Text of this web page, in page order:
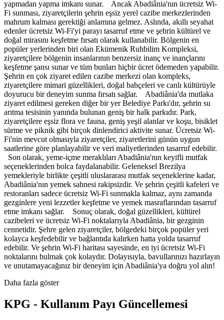
yapmadan yapma imkanı sunar. Ancak Abadiânia'nın ücretsiz Wi-
Fi sunması, ziyaretçilerin şehrin eşsiz yerel cazibe merkezlerinden
mahrum kalması gerektiği anlamına gelmez. Aslında, akıllı seyahat
edenler ücretsiz Wi-Fi'yi parayı tasarruf etme ve şehrin kültürel ve
doğal mirasını keşfetme fırsatı olarak kullanabilir. Bölgenin en
popüler yerlerinden biri olan Ekümenik Ruhbilim Kompleksi,
ziyaretçilere bölgenin insanlarının benzersiz inanç ve inançlarını
keşfetme şansı sunar ve tüm bunları hiçbir ücret ödemeden yapabilir.
Şehrin en çok ziyaret edilen cazibe merkezi olan kompleks,
ziyaretçilere mimari güzellikleri, doğal bahçeleri ve canlı kültürüyle
doyurucu bir deneyim sunma fırsatı sağlar. Abadiânia'da mutlaka
ziyaret edilmesi gereken diğer bir yer Belediye Parkı'dır, şehrin su
arıtma tesisinin yanında bulunan geniş bir halk parkıdır. Park,
ziyaretçilere eşsiz flora ve fauna, geniş yeşil alanlar ve koşu, bisiklet
sürme ve piknik gibi birçok dinlendirici aktivite sunar. Ücretsiz Wi-
Fi'nin mevcut olmasıyla ziyaretçiler, ziyaretlerini günün uygun
saatlerine göre planlayabilir ve veri maliyetlerinden tasarruf edebilir.
Son olarak, yeme-içme meraklıları Abadiânia'nın keyifli mutfak
seçeneklerinden bolca faydalanabilir. Geleneksel Brezilya
yemekleriyle birlikte çeşitli uluslararası mutfak seçeneklerine kadar,
Abadiânia'nın yemek sahnesi rakipsizdir. Ve şehrin çeşitli kafeleri ve
restoranları sadece ücretsiz Wi-Fi sunmakla kalmaz, aynı zamanda
gezginlere yeni lezzetler keşfetme ve yemek masraflarından tasarruf
etme imkanı sağlar. Sonuç olarak, doğal güzellikleri, kültürel
cazibeleri ve ücretsiz Wi-Fi noktalarıyla Abadiânia, bir gezginin
cennetidir. Şehre gelen ziyaretçiler, bölgedeki birçok popüler yeri
kolayca keşfedebilir ve bağlantıda kalırken hatta yolda tasarruf
edebilir. Ve şehrin Wi-Fi haritası sayesinde, en iyi ücretsiz Wi-Fi
noktalarını bulmak çok kolaydır. Dolayısıyla, bavullarınızı hazırlayın
ve unutamayacağınız bir deneyim için Abadiânia'ya doğru yol alın!
Daha fazla göster
KPG - Kullanım Payı Güncellemesi